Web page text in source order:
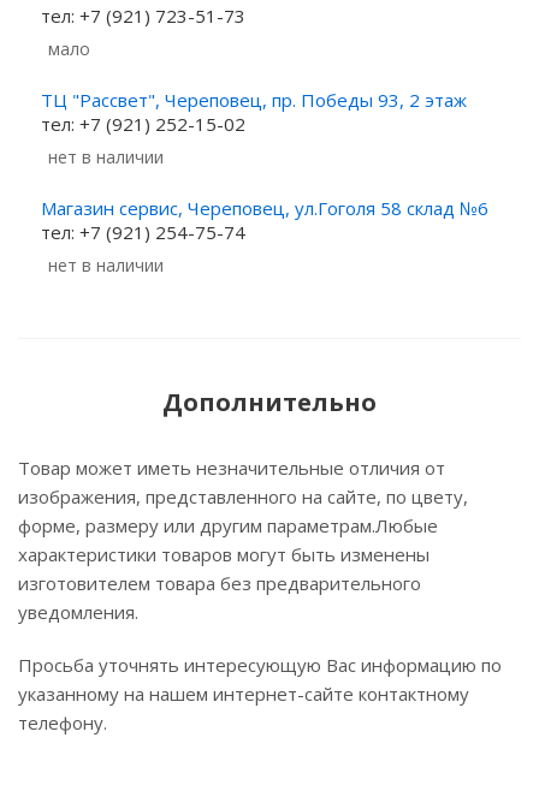
тел: +7 (921) 723-51-73
Мало
ТЦ "Рассвет", Череповец, пр. Победы 93, 2 этаж
тел: +7 (921) 252-15-02
Нет в наличии
Магазин сервис, Череповец, ул.Гоголя 58 склад №6
тел: +7 (921) 254-75-74
Нет в наличии
Дополнительно
Товар может иметь незначительные отличия от
изображения, представленного на сайте, по цвету,
форме, размеру или другим параметрам.Любые
характеристики товаров могут быть изменены
изготовителем товара без предварительного
уведомления.
Просьба уточнять интересующую Вас информацию по
указанному на нашем интернет-сайте контактному
телефону.